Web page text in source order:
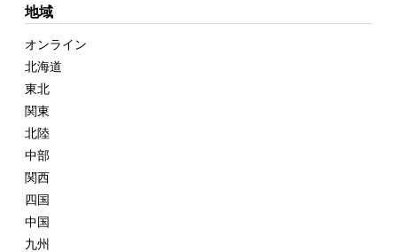
地域
オンライン
北海道
東北
関東
北陸
中部
関西
四国
中国
九州